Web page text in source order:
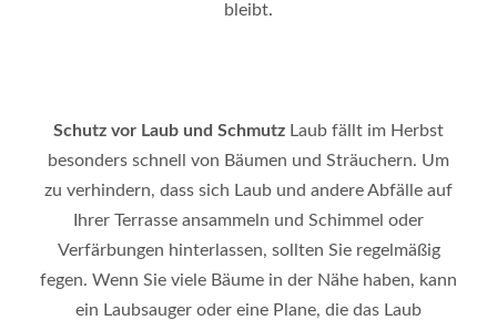
bleibt.
Schutz vor Laub und Schmutz Laub fällt im Herbst
besonders schnell von Bäumen und Sträuchern. Um
zu verhindern, dass sich Laub und andere Abfälle auf
Ihrer Terrasse ansammeln und Schimmel oder
Verfärbungen hinterlassen, sollten Sie regelmäßig
fegen. Wenn Sie viele Bäume in der Nähe haben, kann
ein Laubsauger oder eine Plane, die das Laub